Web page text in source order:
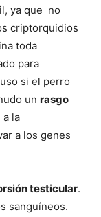
ya que no
criptorquidios
toda
para
si el perro
un rasgo
la
a los genes
testicular.
sanguíneos.